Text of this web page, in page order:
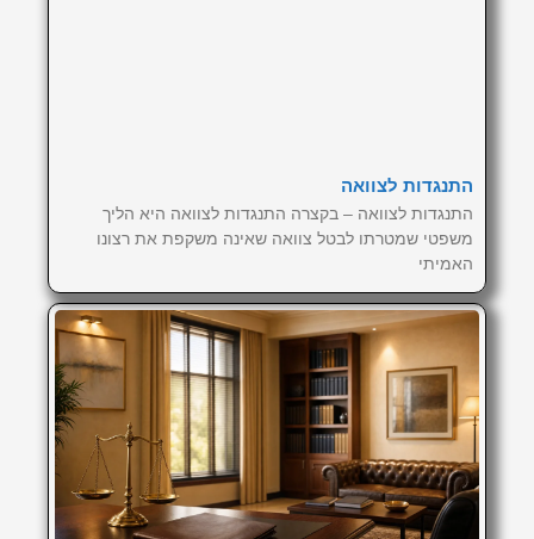
התנגדות לצוואה
התנגדות לצוואה – בקצרה התנגדות לצוואה היא הליך
משפטי שמטרתו לבטל צוואה שאינה משקפת את רצונו
האמיתי